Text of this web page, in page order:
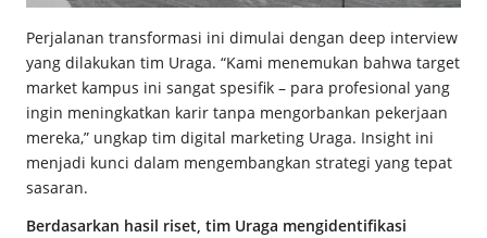
Perjalanan transformasi ini dimulai dengan deep interview
yang dilakukan tim Uraga. “Kami menemukan bahwa target
market kampus ini sangat spesifik – para profesional yang
ingin meningkatkan karir tanpa mengorbankan pekerjaan
mereka,” ungkap tim digital marketing Uraga. Insight ini
menjadi kunci dalam mengembangkan strategi yang tepat
sasaran.
Berdasarkan hasil riset, tim Uraga mengidentifikasi